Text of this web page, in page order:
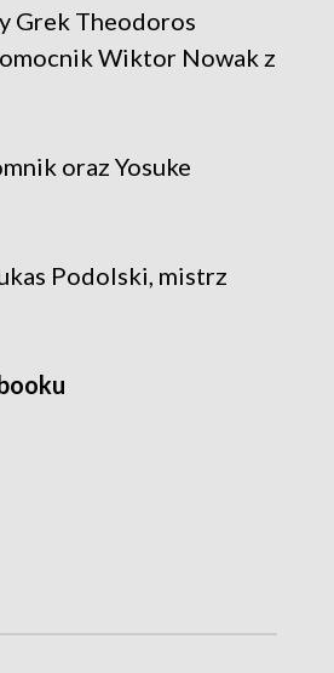
Grek Theodoros
Wiktor Nowak z
oraz Yosuke
Podolski, mistrz